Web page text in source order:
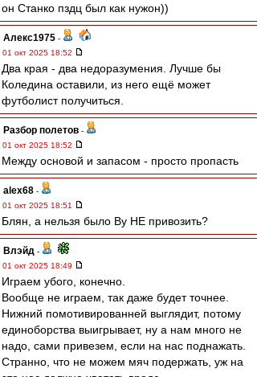
он Станко пздц был как нужон))
Алекс1975 -
01 окт 2025 18:52
Два края - два недоразумения. Лучше бы
Коледина оставили, из него ещё может
футболист получиться.
Разбор полетов -
01 окт 2025 18:52
Между основой и запасом - просто пропасть
alex68 -
01 окт 2025 18:51
Блян, а нельзя было Ву НЕ привозить?
Влэйд -
01 окт 2025 18:49
Играем убого, конечно.
Вообще не играем, так даже будет точнее.
Нижний помотивированней выглядит, потому
единоборства выигрывает, ну а нам много не
надо, сами привезем, если на нас поднажать.
Странно, что не можем мяч подержать, уж на